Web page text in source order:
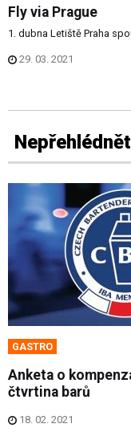
Fly via Prague
1. dubna Letiště Praha
29. 03. 2021
GASTRO
Anketa o
čtvrtina barů
18. 02. 2021